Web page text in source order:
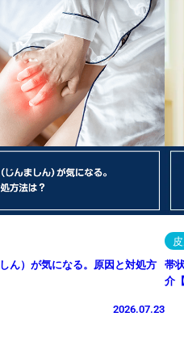
ん）が気になる。原因と対処方
2026.07.23
帯
介